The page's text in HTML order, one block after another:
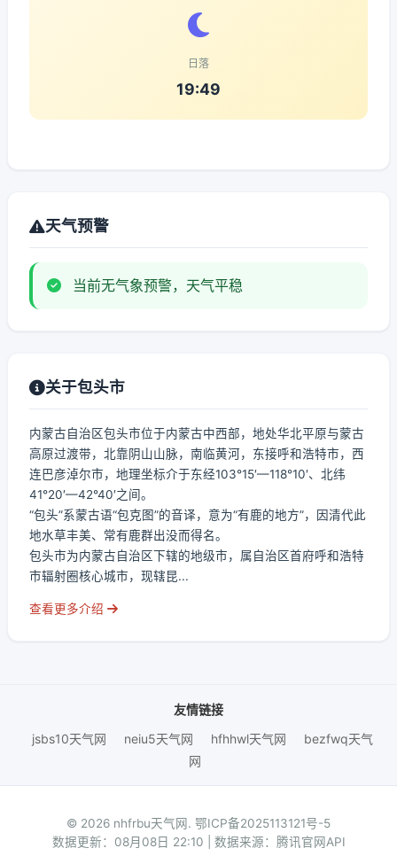
日落
19:49
天气预警
当前无气象预警，天气平稳
关于包头市
内蒙古自治区包头市位于内蒙古中西部，地处华北平原与蒙古
高原过渡带，北靠阴山山脉，南临黄河，东接呼和浩特市，西
连巴彦淖尔市，地理坐标介于东经103°15′—118°10′、北纬
41°20′—42°40′之间。
“包头”系蒙古语“包克图”的音译，意为“有鹿的地方”，因清代此
地水草丰美、常有鹿群出没而得名。
包头市为内蒙古自治区下辖的地级市，属自治区首府呼和浩特
市辐射圈核心城市，现辖昆...
查看更多介绍
友情链接
jsbs10天气网
neiu5天气网 hfhhwl天气网
bezfwq天气
网
© 2026 nhfrbu天气网. 鄂ICP备2025113121号-5
数据更新：08月08日 22:10 | 数据来源：腾讯官网API